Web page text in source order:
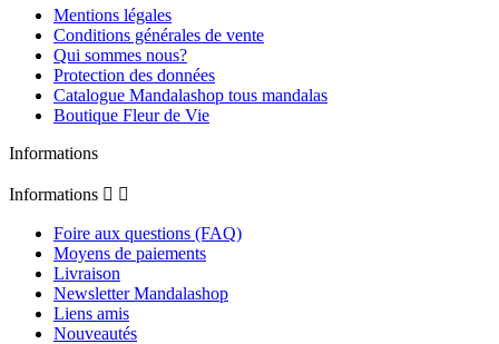
Mentions légales
Conditions générales de vente
Qui sommes nous?
Protection des données
Catalogue Mandalashop tous mandalas
Boutique Fleur de Vie
Informations
Informations  
Foire aux questions (FAQ)
Moyens de paiements
Livraison
Newsletter Mandalashop
Liens amis
Nouveautés